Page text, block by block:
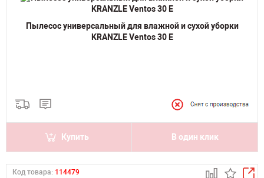
Пылесос универсальный для влажной и сухой уборки
KRANZLE Ventos 30 E
Купить В один клик
Код товара: 114479